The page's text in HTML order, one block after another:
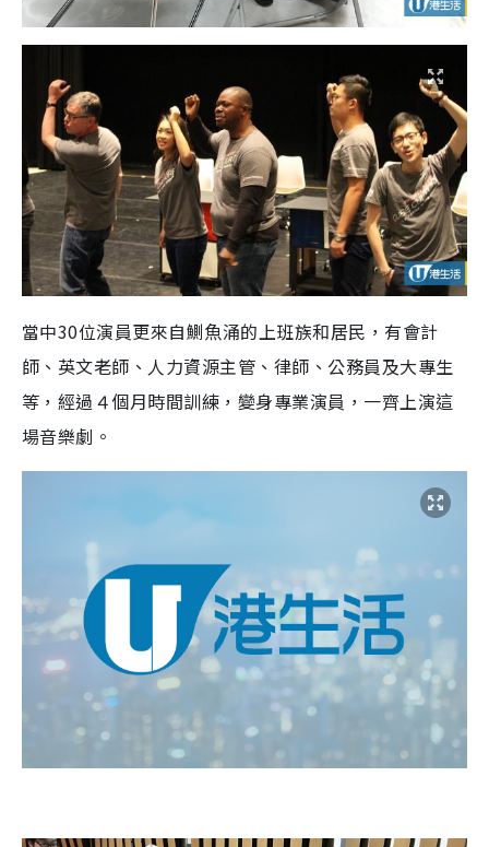
當中30位演員更來自鰂魚涌的上班族和居民，有會計
師、英文老師、人力資源主管、律師、公務員及大專生
等，經過４個月時間訓練，變身專業演員，一齊上演這
場音樂劇。